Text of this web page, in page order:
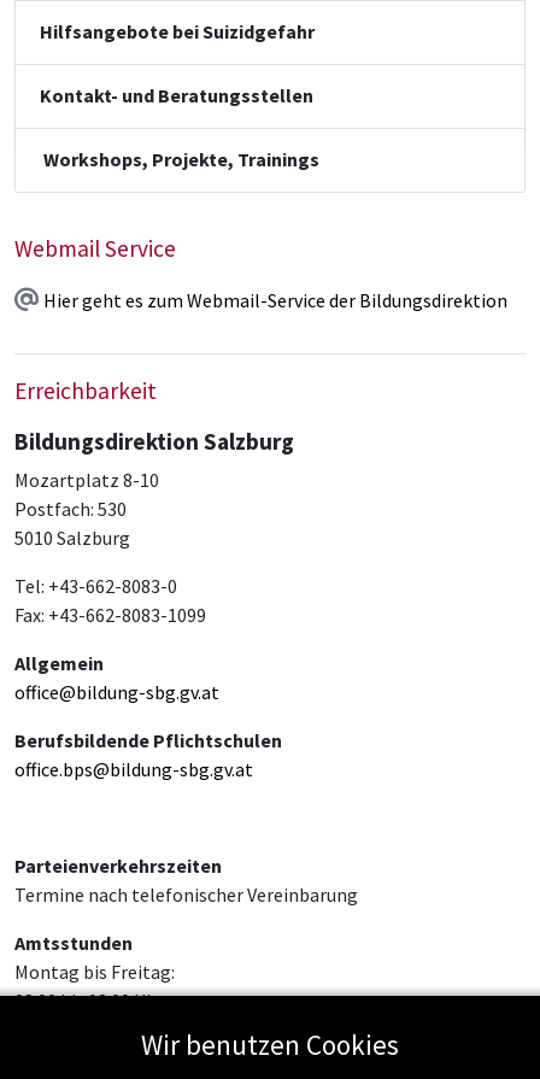
Hilfsangebote bei Suizidgefahr
Kontakt- und Beratungsstellen
Workshops, Projekte, Trainings
Webmail Service
Hier geht es zum Webmail-Service der Bildungsdirektion
Erreichbarkeit
Bildungsdirektion Salzburg
Mozartplatz 8-10
Postfach: 530
5010 Salzburg
Tel: +43-662-8083-0
Fax: +43-662-8083-1099
Allgemein
office@bildung-sbg.gv.at
Berufsbildende Pflichtschulen
office.bps@bildung-sbg.gv.at
Parteienverkehrszeiten
Termine nach telefonischer Vereinbarung
Amtsstunden
Montag bis Freitag:
08:00 bis 12:00 Uhr
Wir benutzen Cookies